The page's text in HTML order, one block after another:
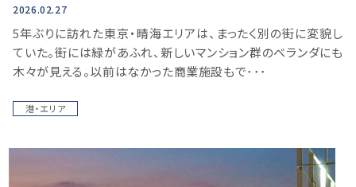
2026.02.27
5年ぶりに訪れた東京・晴海エリアは、まったく別の街に変貌し
ていた。街には緑があふれ、新しいマンション群のベランダにも
木々が見える。以前はなかった商業施設もで･･･
港・エリア